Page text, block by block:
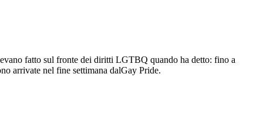
fatto sul fronte dei diritti LGTBQ quando ha detto: fino a
arrivate nel fine settimana dalGay Pride.